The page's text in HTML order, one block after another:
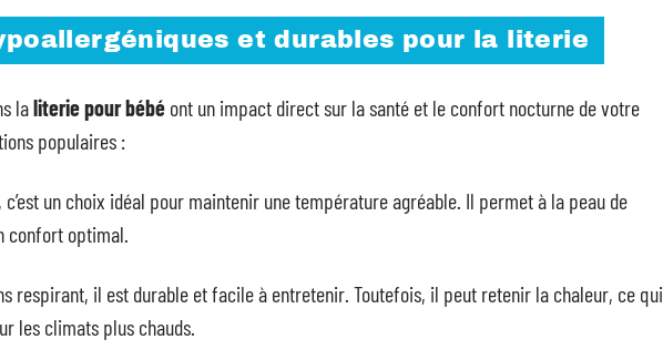
et durables pour la literie
laliterie pour bébé ont un impact direct sur la santé et le confort nocturne de votre
populaires :
un choix idéal pour maintenir une température agréable. Il permet à la peau de
confort optimal.
respirant, il est durable et facile à entretenir. Toutefois, il peut retenir la chaleur, ce qui
les climats plus chauds.